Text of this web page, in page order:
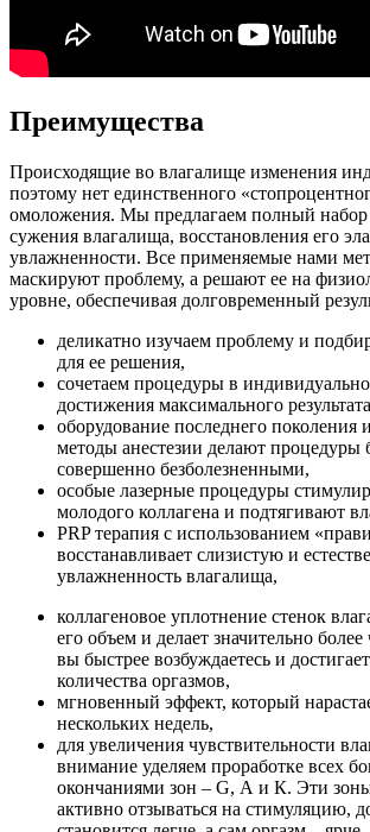
Преимущества
Происходящие во влагалище изменения
поэтому нет единственного
омоложения. Мы предлагаем полный набор
сужения влагалища, восстановления его
увлажненности. Все применяемые нами
маскируют проблему, а решают ее на
уровне, обеспечивая долговременный
деликатно изучаем проблему и
для ее решения,
сочетаем процедуры в
достижения максимального
оборудование последнего поколения
методы анестезии делают процедуры
совершенно безболезненными,
особые лазерные процедуры
молодого коллагена и подтягивают
PRP терапия с использованием
восстанавливает слизистую и
увлажненность влагалища,
коллагеновое уплотнение стенок
его объем и делает значительно
вы быстрее возбуждаетесь и
количества оргазмов,
мгновенный эффект, который
нескольких недель,
для увеличения чувствительности
внимание уделяем проработке всех
окончаниями зон – G, А и К. Эти
активно отзываться на стимуляцию,